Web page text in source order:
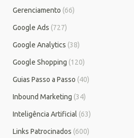
Gerenciamento (66)
Google Ads (727)
Google Analytics (38)
Google Shopping (120)
Guias Passo a Passo (40)
Inbound Marketing (34)
Inteligência Artificial (63)
Links Patrocinados (600)